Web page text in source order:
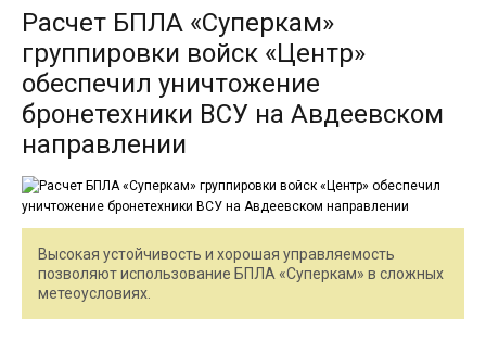
Расчет БПЛА «Суперкам»
группировки войск «Центр»
обеспечил уничтожение
бронетехники ВСУ на Авдеевском
направлении
Высокая устойчивость и хорошая управляемость
позволяют использование БПЛА «Суперкам» в сложных
метеоусловиях.